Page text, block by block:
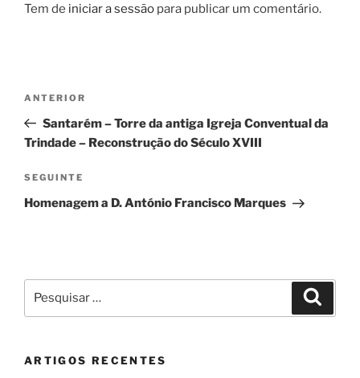
Tem de iniciar a sessão para publicar um comentário.
artigos
Conteúdo
anterior
ANTERIOR
Santarém – Torre da antiga Igreja Conventual da
Trindade – Reconstrução do Século XVIII
Conteúdo
seguinte
SEGUINTE
Homenagem a D. António Francisco Marques
por:
ARTIGOS RECENTES